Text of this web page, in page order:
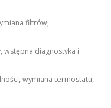
filtrów,
diagnostyka i
wymiana termostatu,